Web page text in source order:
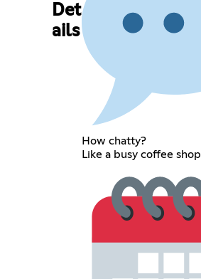
Det
ails
How chatty?
Like a busy coffee shop